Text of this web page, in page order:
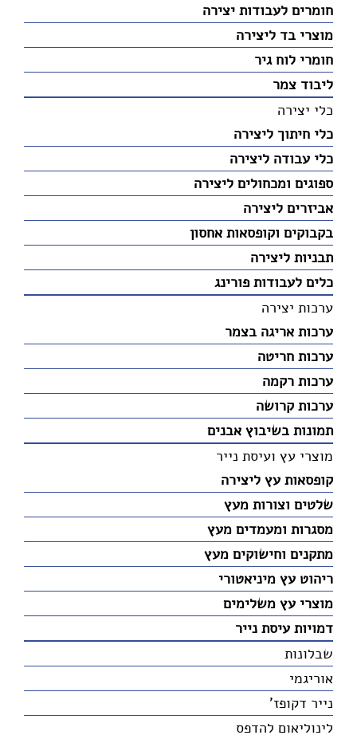
חומרים לעבודות יצירה
מוצרי בד ליצירה
חומרי לוח גיר
ליבוד צמר
כלי יצירה
כלי חיתוך ליצירה
כלי עבודה ליצירה
ספוגים ומכחולים ליצירה
אביזרים ליצירה
בקבוקים וקופסאות אחסון
תבניות ליצירה
כלים לעבודות פורינג
ערכות יצירה
ערכות אריגה בצמר
ערכות חריטה
ערכות רקמה
ערכות קרושה
תמונות בשיבוץ אבנים
מוצרי עץ ועיסת נייר
קופסאות עץ ליצירה
שלטים וצורות מעץ
מסגרות ומעמדים מעץ
מתקנים וחישוקים מעץ
ריהוט עץ מיניאטורי
מוצרי עץ משלימים
דמויות עיסת נייר
שבלונות
אוריגמי
נייר דקופז'
לינוליאום להדפס